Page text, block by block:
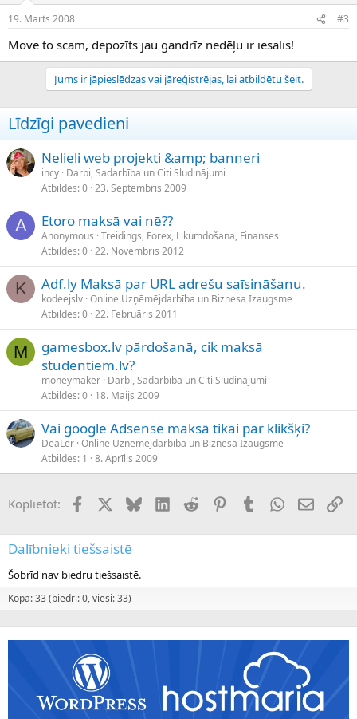
19. Marts 2008 #3
Move to scam, depozīts jau gandrīz nedēļu ir iesalis!
Jums ir jāpieslēdzas vai jāreģistrējas, lai atbildētu šeit.
Līdzīgi pavedieni
Nelieli web projekti &amp; banneri
incy Darbi, Sadarbība un Citi Sludinājumi
Atbildes 0 23. Septembris 2009
A Etoro maksā vai nē??
Anonymous Treidings, Forex, Likumdošana, Finanses
Atbildes 0 22. Novembris 2012
K Adf.ly Maksā par URL adrešu saīsināšanu.
kodeejslv Online Uzņēmējdarbība un Biznesa Izaugsme
Atbildes 0 22. Februāris 2011
M
gamesbox.lv pārdošanā, cik maksā
studentiem.lv?
moneymaker Darbi, Sadarbība un Citi Sludinājumi
Atbildes 0 18. Maijs 2009
Vai google Adsense maksā tikai par klikšķi?
DeaLer Online Uzņēmējdarbība un Biznesa Izaugsme
Atbildes 1 8. Aprīlis 2009
Koplietot: FacebookX (Twitter)
BlueskyLinkedInReddit PinterestTumblrWhatsApp
E-pasts
Dalībnieki tiešsaistē
Šobrīd nav biedru tiešsaistē.
Kopā: 33 (biedri: 0, viesi: 33)